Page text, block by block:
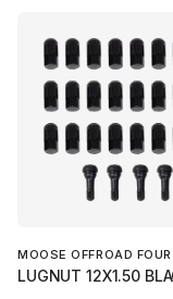
MOOSE OFFROAD FOUR
LUGNUT 12X1.50